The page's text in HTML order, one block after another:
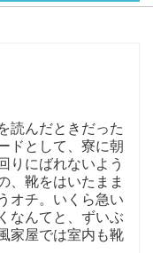
読んだときだった
ドとして、寮に朝
りにばれないよう
、靴をはいたまま
オチ。いくら急い
なんてと、ずいぶ
家屋では室内も靴